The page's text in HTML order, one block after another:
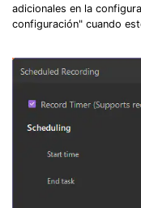
adicionales en la
configuración" cuando